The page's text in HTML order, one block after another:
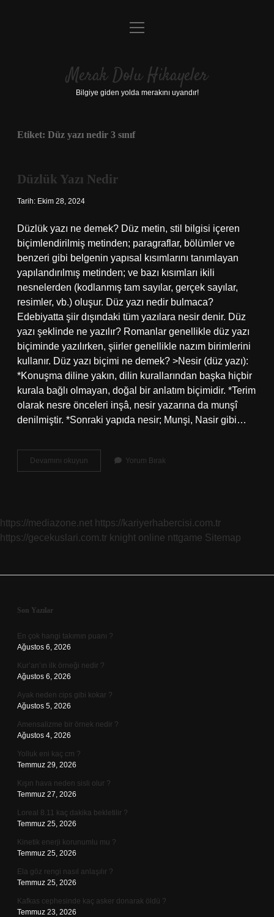
Anasayfa
Yasal Uyarı
menüyü
Merak Dolu Hikayeler
Bilgiye giden yolda merakını uyandır!
Etiket: Düz yazı nedir 3 sınıf
Düzlük Yazı Nedir
Tarih: Ekim 28, 2024
Düzlük yazı ne demek? Düz metin, stil bilgisi içeren
biçimlendirilmiş metinden; paragraflar, bölümler ve
benzeri gibi belgenin yapısal kısımlarını tanımlayan
yapılandırılmış metinden; ve bazı kısımları ikili
nesnelerden (kodlanmış tam sayılar, gerçek sayılar,
resimler, vb.) oluşur. Düz yazı nedir bulmaca?
Edebiyatta şiir dışındaki tüm yazılara nesir denir. Düz
yazı şeklinde ne yazılır? Romanlar genellikle düz yazı
biçiminde yazılırken, şiirler genellikle nazım birimlerini
kullanır. Düz yazı biçimi ne demek? >Nesir (düz yazı):
*Konuşma diline yakın, dilin kurallarından başka hiçbir
kurala bağlı olmayan, doğal bir anlatım biçimidir. *Terim
olarak nesre önceleri inşâ, nesir yazarına da munşî
denilmiştir. *Sonraki yapıda nesir; Munşi, Nasir gibi…
Devamını okuyun
Yazı
Yorum Bırak
https://mediazone.net https://kariyerhabercisi.com.tr
https://gecekuslari.com.tr knight online nttgame Sitemap
Sidebar
Son Yazılar
En çok hangi takımın puanı ?
Ağustos 6, 2026
Kur’an’ın ilk örneği nedir ?
Ağustos 6, 2026
Ayak neden cips gibi kokar ?
Ağustos 5, 2026
Amensalizme bir örnek nedir ?
Ağustos 4, 2026
Yolluk eni kaç cm ?
Temmuz 29, 2026
Kışın hava neden sisli olur ?
Temmuz 27, 2026
Loreal 8.11 kaç dakika bekletilir ?
Temmuz 25, 2026
Kinetik enerji korunumlu mu ?
Temmuz 25, 2026
Ela göz rengi nasıl anlaşılır ?
Temmuz 25, 2026
Kafkas cephesinde kaç asker donarak öldü ?
Temmuz 23, 2026